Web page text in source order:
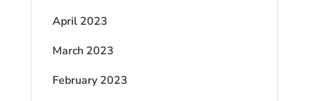
April 2023
March 2023
February 2023